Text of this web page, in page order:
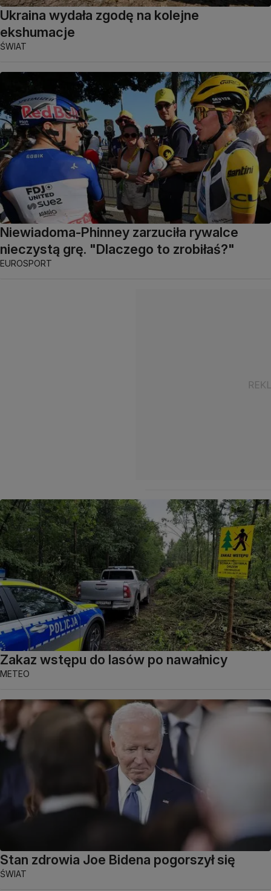
Ukraina wydała zgodę na kolejne
ekshumacje
ŚWIAT
Niewiadoma-Phinney zarzuciła rywalce
nieczystą grę. "Dlaczego to zrobiłaś?"
EUROSPORT
Zakaz wstępu do lasów po nawałnicy
METEO
Stan zdrowia Joe Bidena pogorszył się
ŚWIAT